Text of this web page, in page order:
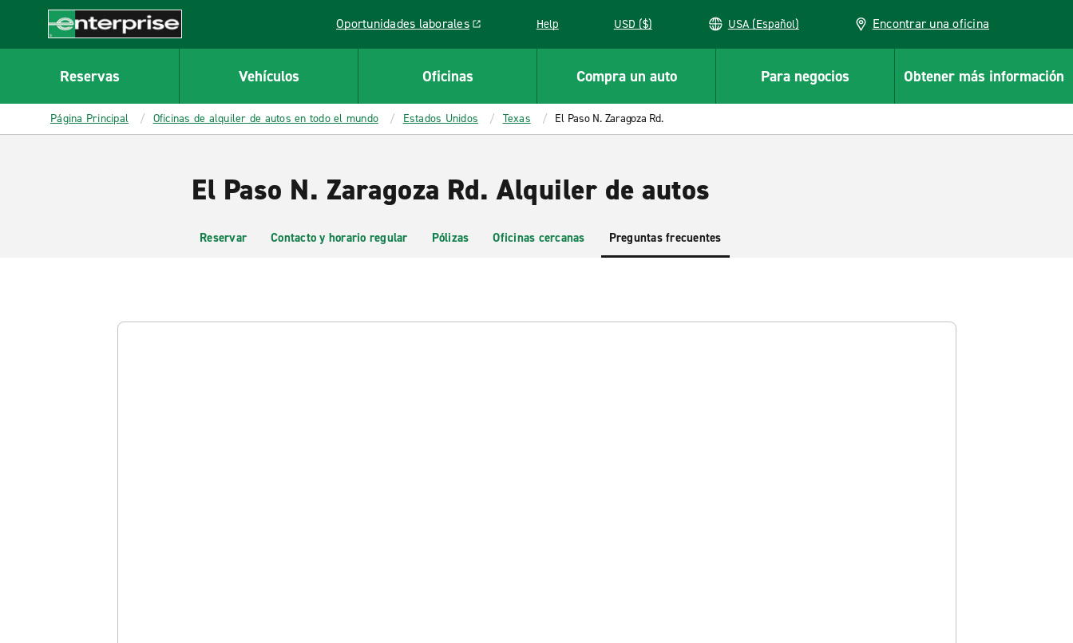
CONTENT
Enterprise
Oportunidades laborales
Link opens in a new window Help USD ($) USA (Español) Encontrar una oficina
Reservas Vehículos Oficinas Compra un auto Para negocios Obtener más información
Página Principal Oficinas de alquiler de autos en todo el mundo Estados Unidos Texas El Paso N. Zaragoza Rd.
El Paso N. Zaragoza Rd. Alquiler de autos
Reservar Contacto y horario regular Pólizas Oficinas cercanas Preguntas frecuentes